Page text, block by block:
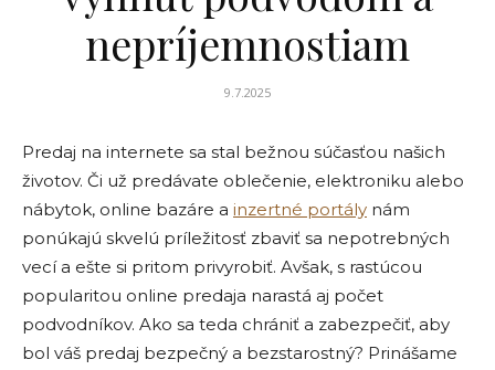
nepríjemnostiam
9.7.2025
Predaj na internete sa stal bežnou súčasťou našich
životov. Či už predávate oblečenie, elektroniku alebo
nábytok, online bazáre a inzertné portály nám
ponúkajú skvelú príležitosť zbaviť sa nepotrebných
vecí a ešte si pritom privyrobiť. Avšak, s rastúcou
popularitou online predaja narastá aj počet
podvodníkov. Ako sa teda chrániť a zabezpečiť, aby
bol váš predaj bezpečný a bezstarostný? Prinášame